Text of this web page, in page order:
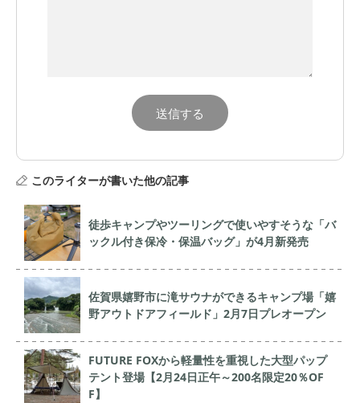
このライターが書いた他の記事
徒歩キャンプやツーリングで使いやすそうな「バ
ックル付き保冷・保温バッグ」が4月新発売
佐賀県嬉野市に滝サウナができるキャンプ場「嬉
野アウトドアフィールド」2月7日プレオープン
FUTURE FOXから軽量性を重視した大型パップ
テント登場【2月24日正午～200名限定20％OF
F】